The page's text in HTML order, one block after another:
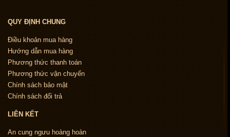
QUY ĐỊNH CHUNG
Điều khoản mua hàng
Hướng dẫn mua hàng
Phương thức thanh toán
Phương thức vận chuyển
Chính sách bảo mật
Chính sách đổi trả
LIÊN KẾT
An cung ngưu hoàng hoàn